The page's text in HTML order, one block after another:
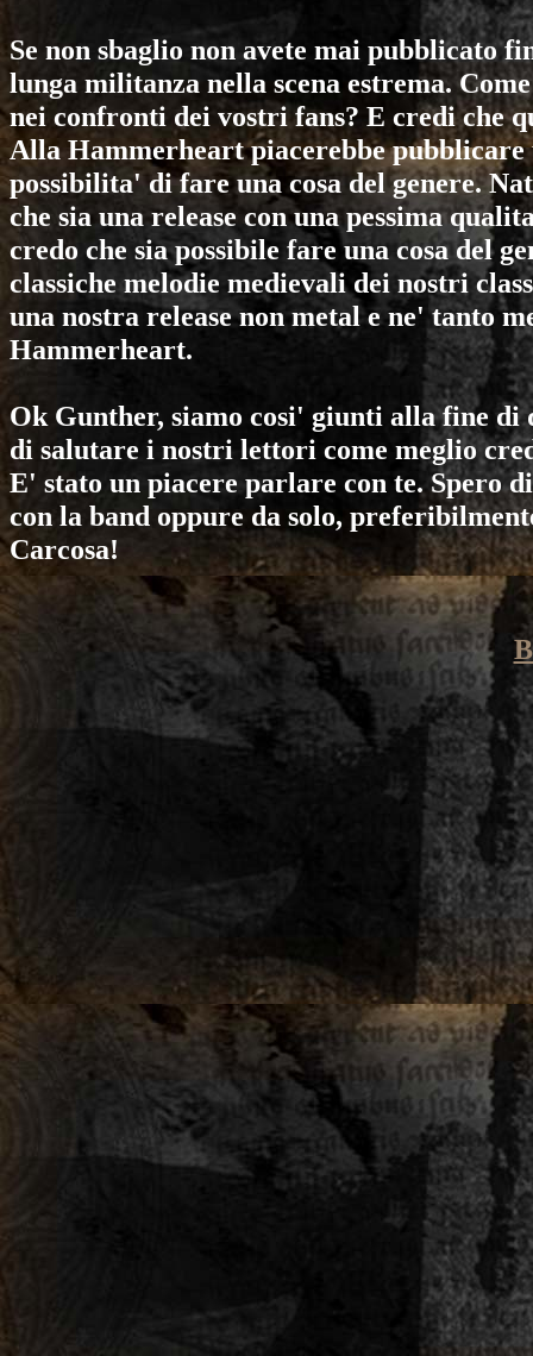
Se non sbaglio non avete mai pubblicato
lunga militanza nella scena estrema.
nei confronti dei vostri fans? E credi che
Alla Hammerheart piacerebbe
possibilita' di fare una cosa del genere.
che sia una release con una pessima
credo che sia possibile fare una cosa del
classiche melodie medievali dei nostri
una nostra release non metal e ne' tanto
Hammerheart.
Ok Gunther, siamo cosi' giunti alla fine di
di salutare i nostri lettori come meglio
E' stato un piacere parlare con te. Spero
con la band oppure da solo,
Carcosa!